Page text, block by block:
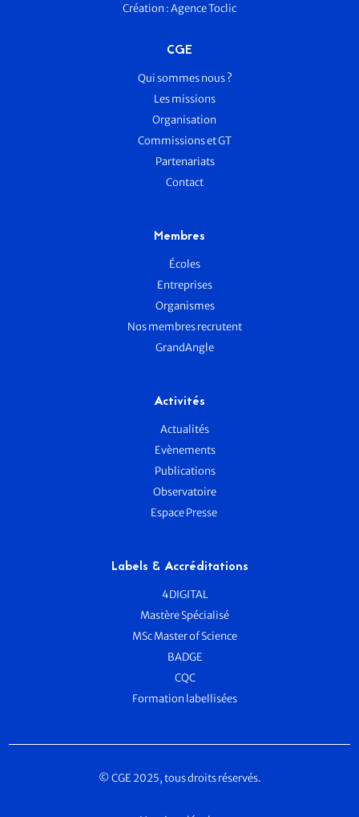
Création :Agence Toclic
CGE
Qui sommes nous ?
Les missions
Organisation
Commissions et GT
Partenariats
Contact
Membres
Écoles
Entreprises
Organismes
Nos membres recrutent
GrandAngle
Activités
Actualités
Evènements
Publications
Observatoire
Espace Presse
Labels & Accréditations
4DIGITAL
Mastère Spécialisé
MSc Master of Science
BADGE
CQC
Formation labellisées
© CGE 2025, tous droits réservés.